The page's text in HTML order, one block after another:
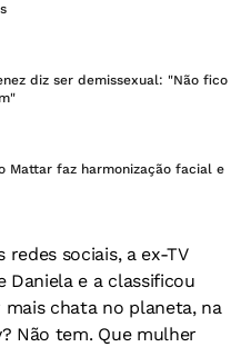
diz ser demissexual: "Não fico
Mattar faz harmonização facial e
sociais, a ex-TV
e a classificou
mais chata no planeta, na
Não tem. Que mulher